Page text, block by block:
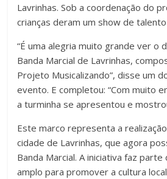
Lavrinhas. Sob a coordenação do
crianças deram um show de
“É uma alegria muito grande ver o
Banda Marcial de Lavrinhas,
Projeto Musicalizando”, disse um
evento. E completou: “Com muito
a turminha se apresentou e
Este marco representa a
cidade de Lavrinhas, que agora
Banda Marcial. A iniciativa faz
amplo para promover a cultura